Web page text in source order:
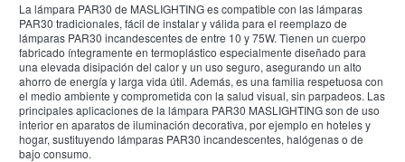
La lámpara PAR30 de MASLIGHTING es compatible con las lámparas
PAR30 tradicionales, fácil de instalar y válida para el reemplazo de
lámparas PAR30 incandescentes de entre 10 y 75W. Tienen un cuerpo
fabricado íntegramente en termoplástico especialmente diseñado para
una elevada disipación del calor y un uso seguro, asegurando un alto
ahorro de energía y larga vida útil. Además, es una familia respetuosa con
el medio ambiente y comprometida con la salud visual, sin parpadeos. Las
principales aplicaciones de la lámpara PAR30 MASLIGHTING son de uso
interior en aparatos de iluminación decorativa, por ejemplo en hoteles y
hogar, sustituyendo lámparas PAR30 incandescentes, halógenas o de
bajo consumo.